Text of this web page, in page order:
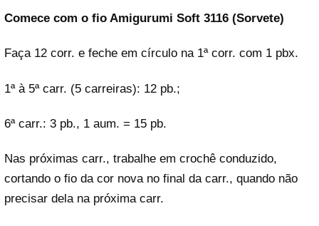
Comece com o fio Amigurumi Soft 3116 (Sorvete)
Faça 12 corr. e feche em círculo na 1ª corr. com 1 pbx.
1ª à 5ª carr. (5 carreiras): 12 pb.;
6ª carr.: 3 pb., 1 aum. = 15 pb.
Nas próximas carr., trabalhe em crochê conduzido,
cortando o fio da cor nova no final da carr., quando não
precisar dela na próxima carr.